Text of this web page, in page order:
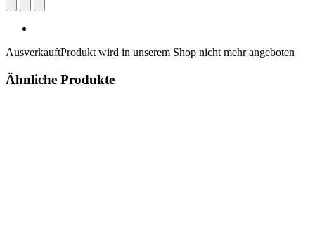
AusverkauftProdukt wird in unserem Shop nicht mehr angeboten
Ähnliche Produkte